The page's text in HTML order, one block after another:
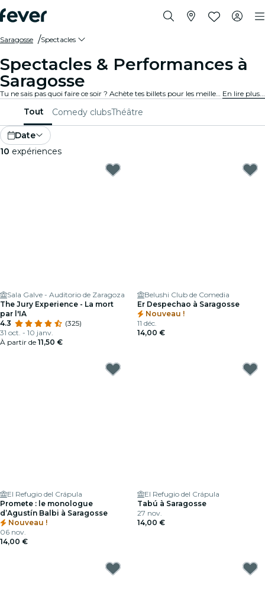
Saragosse Spectacles
Spectacles & Performances à
Saragosse
Tu ne sais pas quoi faire ce soir ? Achète tes billets pour les meilleurs spectacles en direct à Saragosse : théâtre, stand-up, comédies musicales, magie et bien plus. En lire plus...
Tout Comedy clubsThéâtre
Date
10 expériences
Sala Galve - Auditorio de Zaragoza
The Jury Experience - La mort
par l'IA
4.3
(325)
31 oct. - 10 janv.
À partir de 11,50 €
Belushi Club de Comedia
Er Despechao à Saragosse
Nouveau !
11 déc.
14,00 €
El Refugio del Crápula
Promete : le monologue
d’Agustín Balbi à Saragosse
Nouveau !
06 nov.
14,00 €
El Refugio del Crápula
Tabú à Saragosse
27 nov.
14,00 €